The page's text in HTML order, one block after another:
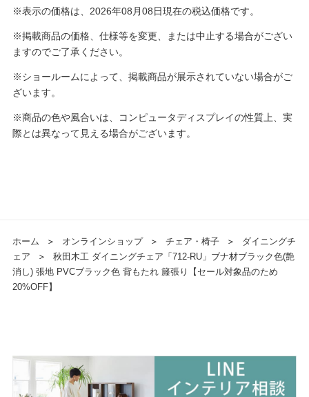
※表示の価格は、2026年08月08日現在の税込価格です。
※掲載商品の価格、仕様等を変更、または中止する場合がござい
ますのでご了承ください。
※ショールームによって、掲載商品が展示されていない場合がご
ざいます。
※商品の色や風合いは、コンピュータディスプレイの性質上、実
際とは異なって見える場合がございます。
ホーム ＞ オンラインショップ ＞ チェア・椅子 ＞
ダイニングチ
ェア
＞
秋田木工 ダイニングチェア「712-RU」ブナ材ブラック色(艶
消し) 張地 PVCブラック色 背もたれ 籐張り【セール対象品のため
20%OFF】